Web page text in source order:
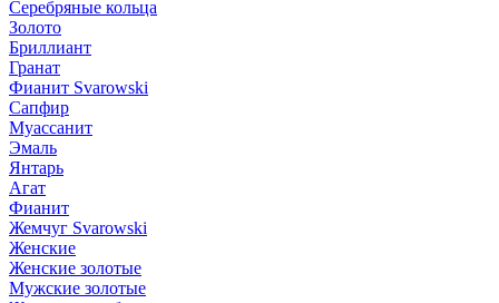
Серебряные кольца
Золото
Бриллиант
Гранат
Фианит Svarowski
Сапфир
Муассанит
Эмаль
Янтарь
Агат
Фианит
Жемчуг Svarowski
Женские
Женские золотые
Мужские золотые